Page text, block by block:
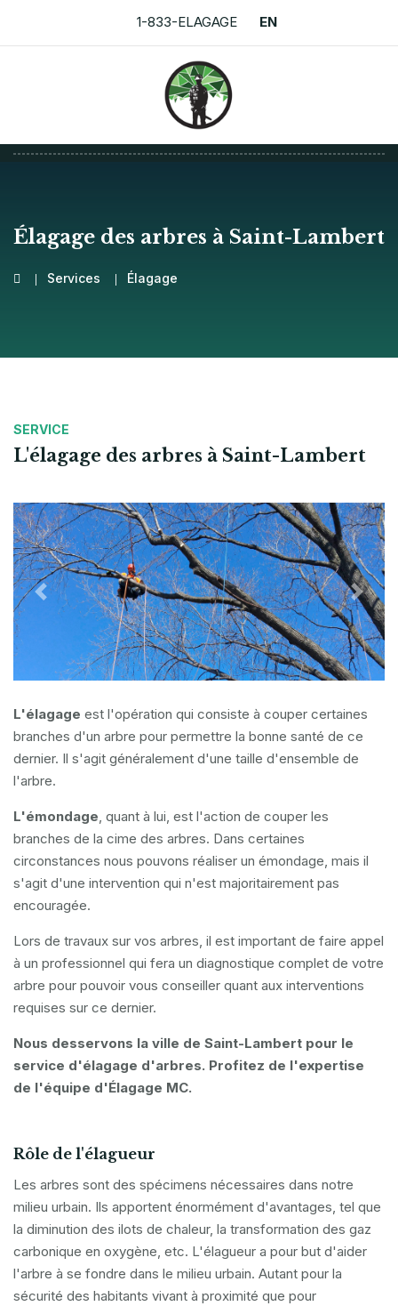
1-833-ELAGAGE EN
Élagage des arbres à Saint-Lambert
Services Élagage
SERVICE
L'élagage des arbres à Saint-Lambert
Previous Next
L'élagage est l'opération qui consiste à couper certaines
branches d'un arbre pour permettre la bonne santé de ce
dernier. Il s'agit généralement d'une taille d'ensemble de
l'arbre.
L'émondage, quant à lui, est l'action de couper les
branches de la cime des arbres. Dans certaines
circonstances nous pouvons réaliser un émondage, mais il
s'agit d'une intervention qui n'est majoritairement pas
encouragée.
Lors de travaux sur vos arbres, il est important de faire appel
à un professionnel qui fera un diagnostique complet de votre
arbre pour pouvoir vous conseiller quant aux interventions
requises sur ce dernier.
Nous desservons la ville de Saint-Lambert pour le
service d'élagage d'arbres. Profitez de l'expertise
de l'équipe d'Élagage MC.
Rôle de l'élagueur
Les arbres sont des spécimens nécessaires dans notre
milieu urbain. Ils apportent énormément d'avantages, tel que
la diminution des ilots de chaleur, la transformation des gaz
carbonique en oxygène, etc. L'élagueur a pour but d'aider
l'arbre à se fondre dans le milieu urbain. Autant pour la
sécurité des habitants vivant à proximité que pour